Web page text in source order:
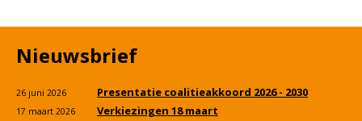
Nieuwsbrief
26 juni 2026 Presentatie coalitieakkoord 2026 - 2030
17 maart 2026 Verkiezingen 18 maart